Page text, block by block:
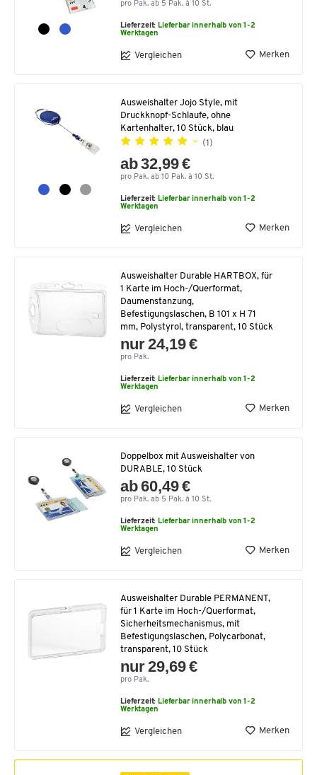
pro Pak. ab 5 Pak. à 10 St.
Lieferzeit: Lieferbar innerhalb von 1-2
Werktagen
Vergleichen Merken
Ausweishalter Jojo Style, mit
Druckknopf-Schlaufe, ohne
Kartenhalter, 10 Stück, blau
(1)
ab 32,99 €
pro Pak. ab 10 Pak. à 10 St.
Lieferzeit: Lieferbar innerhalb von 1-2
Werktagen
Vergleichen Merken
Ausweishalter Durable HARTBOX, für
1 Karte im Hoch-/Querformat,
Daumenstanzung,
Befestigungslaschen, B 101 x H 71
mm, Polystyrol, transparent, 10 Stück
nur 24,19 €
pro Pak.
Lieferzeit: Lieferbar innerhalb von 1-2
Werktagen
Vergleichen Merken
Doppelbox mit Ausweishalter von
DURABLE, 10 Stück
ab 60,49 €
pro Pak. ab 5 Pak. à 10 St.
Lieferzeit: Lieferbar innerhalb von 1-2
Werktagen
Vergleichen Merken
Ausweishalter Durable PERMANENT,
für 1 Karte im Hoch-/Querformat,
Sicherheitsmechanismus, mit
Befestigungslaschen, Polycarbonat,
transparent, 10 Stück
nur 29,69 €
pro Pak.
Lieferzeit: Lieferbar innerhalb von 1-2
Werktagen
Vergleichen Merken